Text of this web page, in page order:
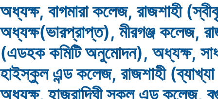
অধ্যক্ষ, বাগমারা কলেজ, রাজশাহী
অধ্যক্ষ(ভারপ্রাপ্ত), মীরগঞ্জ কলেজ,
(এডহক কমিটি অনুমোদন), অধ্যক্ষ,
হাইস্কুল এন্ড কলেজ, রাজশাহী
অধ্যক্ষ, হাজরাদিঘী স্কুল এন্ড কলেজ,